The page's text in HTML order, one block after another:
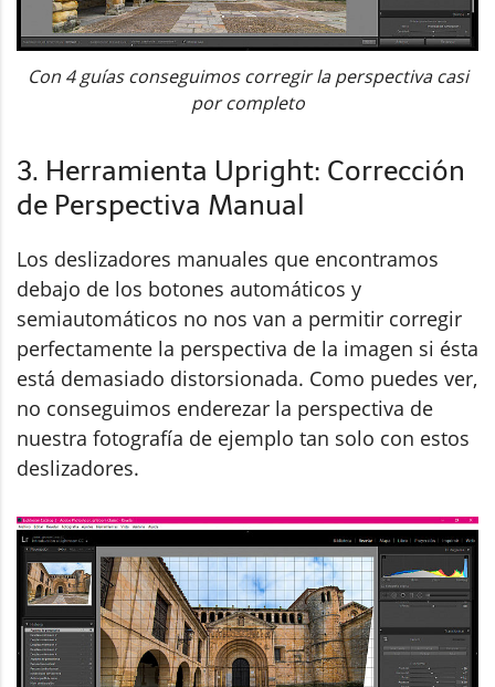
Con 4 guías conseguimos corregir la perspectiva casi
por completo
3. Herramienta Upright: Corrección
de Perspectiva Manual
Los deslizadores manuales que encontramos
debajo de los botones automáticos y
semiautomáticos no nos van a permitir corregir
perfectamente la perspectiva de la imagen si ésta
está demasiado distorsionada. Como puedes ver,
no conseguimos enderezar la perspectiva de
nuestra fotografía de ejemplo tan solo con estos
deslizadores.